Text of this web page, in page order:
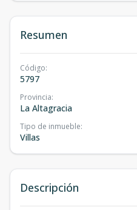
Resumen
Código:
5797
Provincia:
La Altagracia
Tipo de inmueble:
Villas
Descripción